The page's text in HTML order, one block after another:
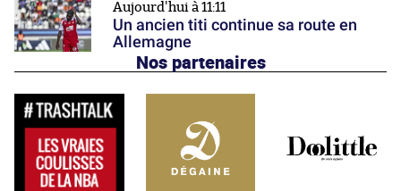
Aujourd'hui à 11:11
Un ancien titi continue sa route en
Allemagne
Nos partenaires